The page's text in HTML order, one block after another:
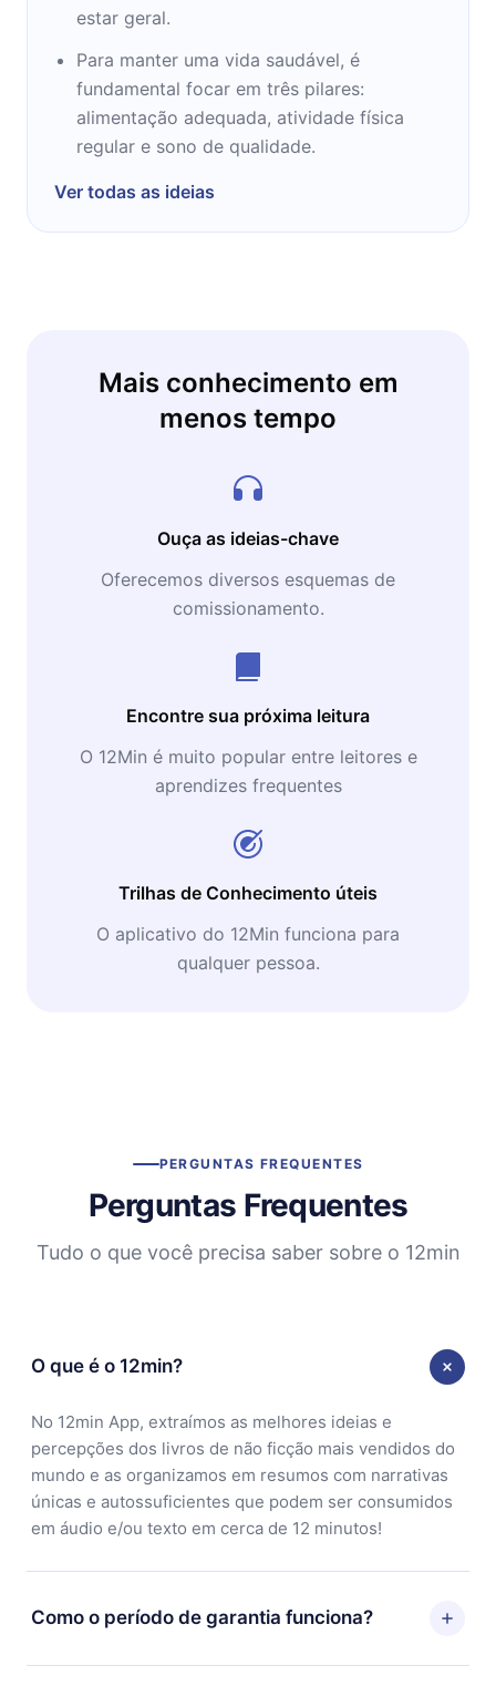
estar geral.
Para manter uma vida saudável, é
fundamental focar em três pilares:
alimentação adequada, atividade física
regular e sono de qualidade.
Ver todas as ideias
Mais conhecimento em
menos tempo
Ouça as ideias-chave
Oferecemos diversos esquemas de
comissionamento.
Encontre sua próxima leitura
O 12Min é muito popular entre leitores e
aprendizes frequentes
Trilhas de Conhecimento úteis
O aplicativo do 12Min funciona para
qualquer pessoa.
PERGUNTAS FREQUENTES
Perguntas Frequentes
Tudo o que você precisa saber sobre o 12min
O que é o 12min?
No 12min App, extraímos as melhores ideias e
percepções dos livros de não ficção mais vendidos do
mundo e as organizamos em resumos com narrativas
únicas e autossuficientes que podem ser consumidos
em áudio e/ou texto em cerca de 12 minutos!
Como o período de garantia funciona?
Você pode baixar nosso aplicativo e começar a